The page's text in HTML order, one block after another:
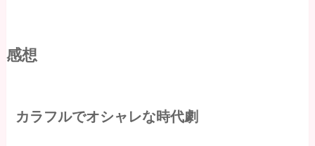
感想
カラフルでオシャレな時代劇